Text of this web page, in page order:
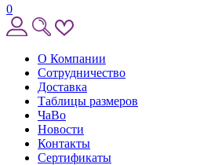
0
О Компании
Сотрудничество
Доставка
Таблицы размеров
ЧаВо
Новости
Контакты
Сертификаты